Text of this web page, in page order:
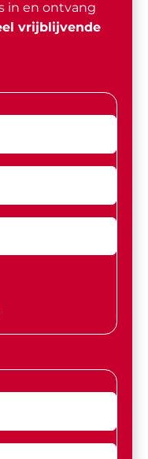
in en ontvang
vrijblijvende